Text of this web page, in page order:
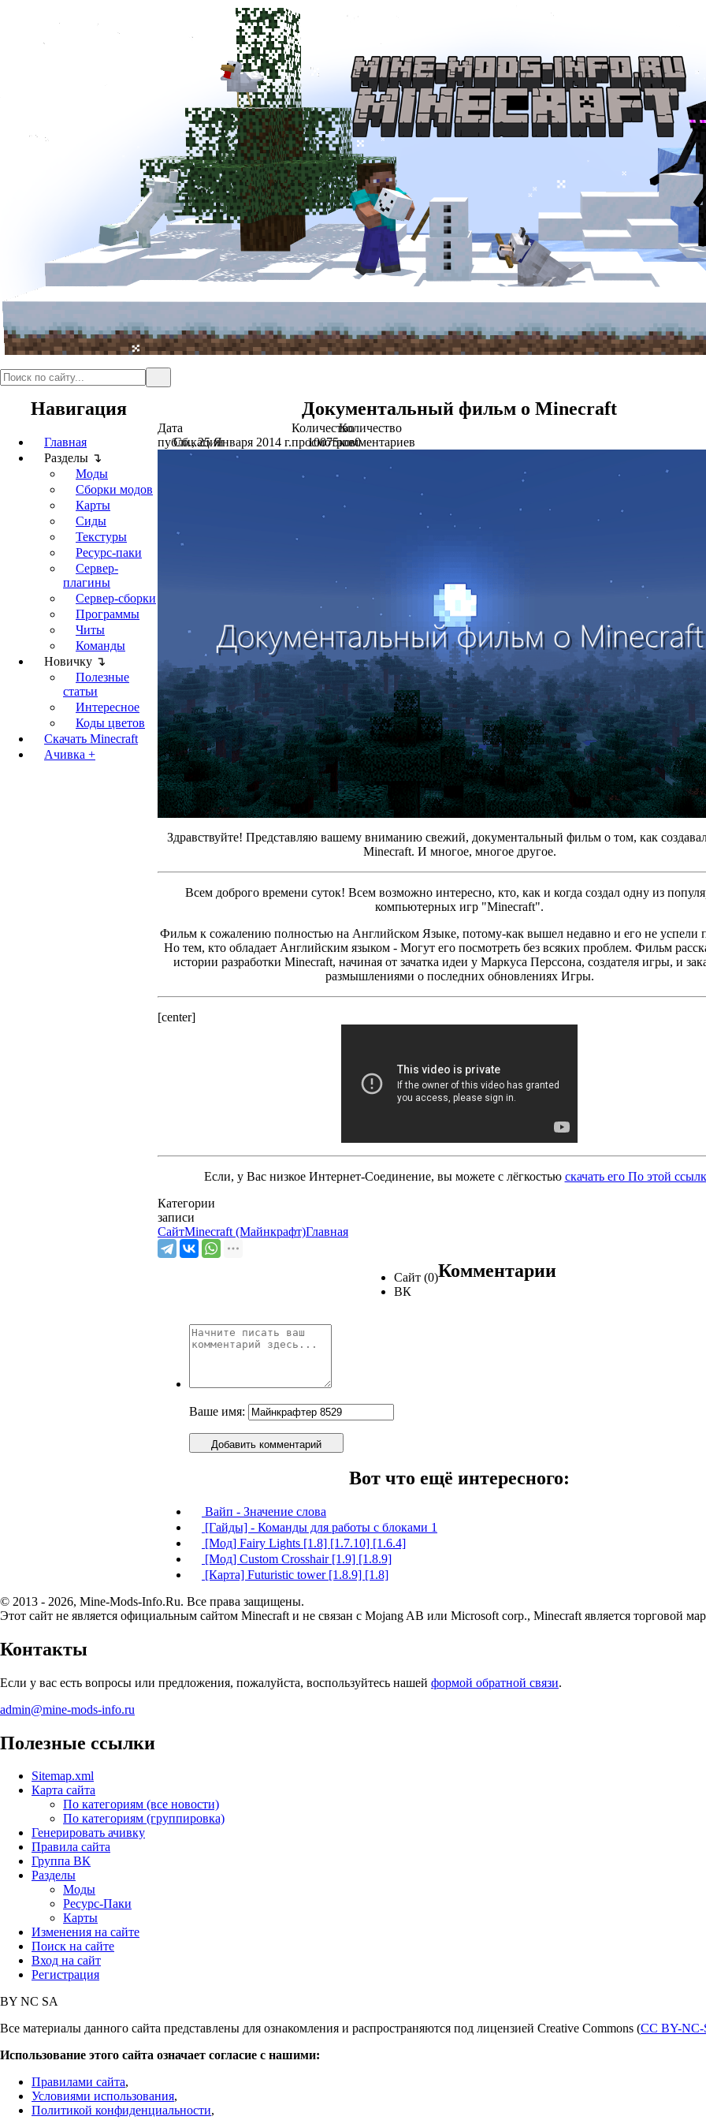
Навигация
Главная
Разделы ↴
Моды
Сборки модов
Карты
Сиды
Текстуры
Ресурс-паки
Сервер-
плагины
Сервер-сборки
Программы
Читы
Команды
Новичку ↴
Полезные
статьи
Интересное
Коды цветов
Скачать Minecraft
Ачивка +
Документальный фильм о Minecraft
Дата
публикации
Сб., 25 Января 2014 г.
Количество
просмотров
10075
Количество
комментариев
0
Здравствуйте! Представляю вашему вниманию свежий, документальный фильм о том, как
Minecraft. И многое, многое другое.
Всем доброго времени суток! Всем возможно интересно, кто, как и когда создал одну из
компьютерных игр "Minecraft".
Фильм к сожалению полностью на Английском Языке, потому-как вышел недавно и его не успели
Но тем, кто обладает Английским языком - Могут его посмотреть без всяких проблем. Фильм
истории разработки Minecraft, начиная от зачатка идеи у Маркуса Перссона, создателя игры, и
размышлениями о последних обновлениях Игры.
[center]
Если, у Вас низкое Интернет-Соединение, вы можете с лёгкостью скачать его По этой
Категории
записи
СайтMinecraft (Майнкрафт)Главная
Сайт (0)
ВК
Комментарии
Ваше имя:
Добавить комментарий
Вот что ещё интересного:
Вайп - Значение слова
[Гайды] - Команды для работы с блоками 1
[Мод] Fairy Lights [1.8] [1.7.10] [1.6.4]
[Мод] Custom Crosshair [1.9] [1.8.9]
[Карта] Futuristic tower [1.8.9] [1.8]
© 2013 - 2026, Mine-Mods-Info.Ru. Все права защищены.
Этот сайт не является официальным сайтом Minecraft и не связан с Mojang AB или Microsoft corp., Minecraft является торговой
Контакты
Если у вас есть вопросы или предложения, пожалуйста, воспользуйтесь нашей формой обратной связи.
admin@mine-mods-info.ru
Полезные ссылки
Sitemap.xml
Карта сайта
По категориям (все новости)
По категориям (группировка)
Генерировать ачивку
Правила сайта
Группа ВК
Разделы
Моды
Ресурс-Паки
Карты
Изменения на сайте
Поиск на сайте
Вход на сайт
Регистрация
BY NC SA
Все материалы данного сайта представлены для ознакомления и распространяются под лицензией Creative Commons (CC BY-NC-
Использование этого сайта означает согласие с нашими:
Правилами сайта,
Условиями использования,
Политикой конфиденциальности,